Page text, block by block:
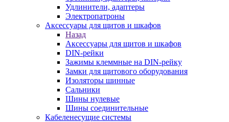
Удлинители, адаптеры
Электропатроны
Аксессуары для щитов и шкафов
Назад
Аксессуары для щитов и шкафов
DIN-рейки
Зажимы клеммные на DIN-рейку
Замки для щитового оборудования
Изоляторы шинные
Сальники
Шины нулевые
Шины соединительные
Кабеленесущие системы